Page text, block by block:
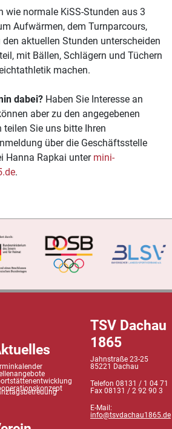
wie normale KiSS-Stunden aus 3
Aufwärmen, dem Turnparcours,
aktuellen Stunden unterscheiden
mit Bällen, Schlägern und Tüchern
machen.
dabei? Haben Sie Interesse an
aber zu den angegebenen
teilen Sie uns bitte Ihren
über die Geschäftsstelle
Hanna Rapkai unter mini-
.
TSV Dachau
1865
Jahnstraße 23-25
85221 Dachau
Telefon 08131 / 1 04 71
Fax 08131 / 2 92 90 3
E-Mail:
info@tsvdachau1865.de